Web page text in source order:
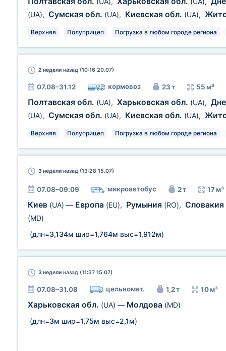
(UA), Сумская обл. (UA), Киевская обл. (UA),
Верхняя Полуприцеп Погрузка в любом городе региона
2 недели назад (10:16 20.07)
07.08–31.12 кормовоз 23 т 55 м³
Полтавская обл. (UA), Харьковская обл. (UA),
(UA), Сумская обл. (UA), Киевская обл. (UA),
Верхняя Полуприцеп Погрузка в любом городе региона
3 недели назад (13:28 15.07)
07.08–09.09 микроавтобус 2 т 17 м³
Киев (UA) — Европа (EU), Румыния (RO), Словакия
(MD)
(длн=3,134м шир=1,764м выс=1,912м)
3 недели назад (11:37 15.07)
07.08–31.08 цельномет. 1,2 т 10 м³
Харьковская обл. (UA) — Молдова (MD)
(длн=3м шир=1,75м выс=2,1м)